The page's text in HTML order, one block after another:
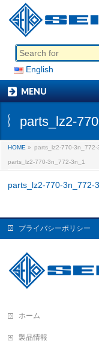
English
MENU
parts_lz2-
HOME » parts_lz2-770-3n_772-
parts_lz2-770-3n_772-3n_1
parts_lz2-770-3n_772-
プライバシーポリシー
ホーム
製品情報